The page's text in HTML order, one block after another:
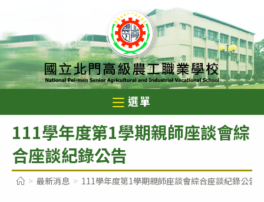
至
主
要
內
選單
111學年度第1學期親師座談會綜
合座談紀錄公告
> 最新消息 > 111學年度第1學期親師座談會綜合座談紀錄公告